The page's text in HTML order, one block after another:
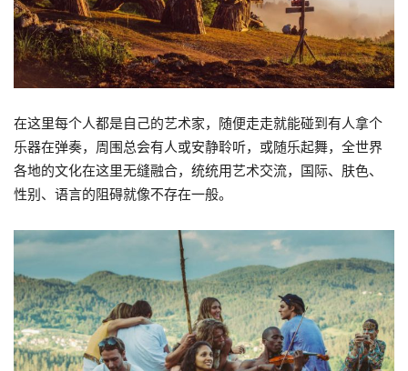
在这里每个人都是自己的艺术家，随便走走就能碰到有人拿个
乐器在弹奏，周围总会有人或安静聆听，或随乐起舞，全世界
各地的文化在这里无缝融合，统统用艺术交流，国际、肤色、
性别、语言的阻碍就像不存在一般。